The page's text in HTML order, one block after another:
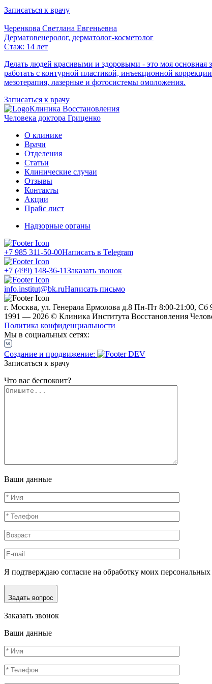
Записаться к врачу
Черенкова Светлана Евгеньевна
Дерматовенеролог, дерматолог-косметолог
Стаж: 14 лет
Делать людей красивыми и здоровыми - это моя основная
работать с контурной пластикой, инъекционной
мезотерапия, лазерные и фотосистемы омоложения.
Записаться к врачу
Клиника Восстановления
Человека доктора Гриценко
О клинике
Врачи
Отделения
Статьи
Клинические случаи
Отзывы
Контакты
Акции
Прайс лист
Надзорные органы
+7 985 311-50-00Написать в Telegram
+7 (499) 148-36-11Заказать звонок
info.institut@bk.ruНаписать письмо
г. Москва, ул. Генерала Ермолова д.8 Пн-Пт 8:00-21:00, Сб
1991 — 2026 © Клиника Института Восстановления
Политика конфиденциальности
Мы в социальных сетях:
Создание и продвижение:
Записаться к врачу
Что вас беспокоит?
Ваши данные
Я подтверждаю согласие на обработку моих
Задать вопрос
Заказать звонок
Ваши данные